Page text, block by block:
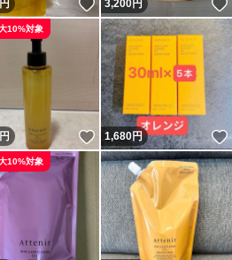
いたい方
り、やさしくマッサージするよ
、水またはぬるま湯で洗い流し
円 いいね！
3,200円
！
円 いいね！
10%対象
1,680円
10%対象